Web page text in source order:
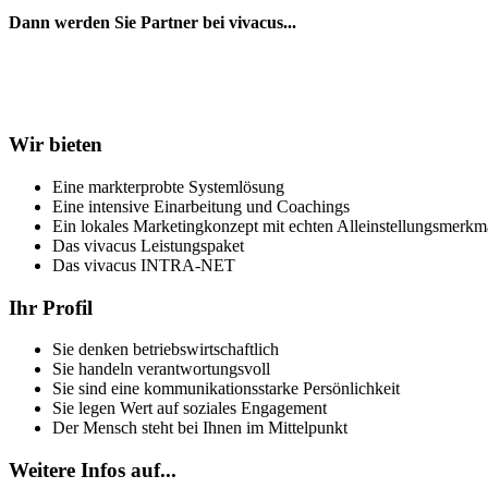
Dann werden Sie Partner bei vivacus...
Wir bieten
Eine markterprobte Systemlösung
Eine intensive Einarbeitung und Coachings
Ein lokales Marketingkonzept mit echten
Das vivacus Leistungspaket
Das vivacus INTRA-NET
Ihr Profil
Sie denken betriebswirtschaftlich
Sie handeln verantwortungsvoll
Sie sind eine kommunikationsstarke Persönlichkeit
Sie legen Wert auf soziales Engagement
Der Mensch steht bei Ihnen im Mittelpunkt
Weitere Infos auf...